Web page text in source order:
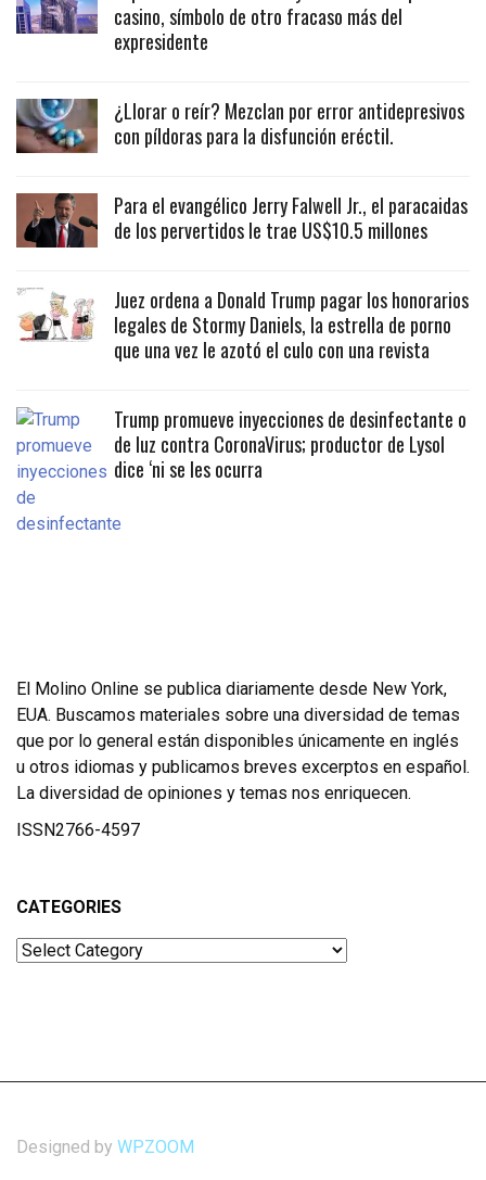
casino, símbolo de otro fracaso más del
expresidente
¿Llorar o reír? Mezclan por error antidepresivos
con píldoras para la disfunción eréctil.
Para el evangélico Jerry Falwell Jr., el paracaidas
de los pervertidos le trae US$10.5 millones
Juez ordena a Donald Trump pagar los honorarios
legales de Stormy Daniels, la estrella de porno
que una vez le azotó el culo con una revista
Trump promueve inyecciones de desinfectante o
de luz contra CoronaVirus; productor de Lysol
dice ‘ni se les ocurra
El Molino Online se publica diariamente desde New York,
EUA. Buscamos materiales sobre una diversidad de temas
que por lo general están disponibles únicamente en inglés
u otros idiomas y publicamos breves excerptos en español.
La diversidad de opiniones y temas nos enriquecen.
ISSN2766-4597
CATEGORIES
Categories
Designed by WPZOOM